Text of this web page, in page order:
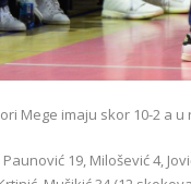
Mege imaju skor 10-2 a
19, Milošević 4,